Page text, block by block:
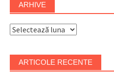
ARHIVE
Arhive
ARTICOLE RECENTE